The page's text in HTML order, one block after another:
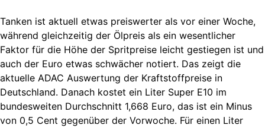
Tanken ist aktuell etwas preiswerter als vor einer Woche,
während gleichzeitig der Ölpreis als ein wesentlicher
Faktor für die Höhe der Spritpreise leicht gestiegen ist und
auch der Euro etwas schwächer notiert. Das zeigt die
aktuelle ADAC Auswertung der Kraftstoffpreise in
Deutschland. Danach kostet ein Liter Super E10 im
bundesweiten Durchschnitt 1,668 Euro, das ist ein Minus
von 0,5 Cent gegenüber der Vorwoche. Für einen Liter